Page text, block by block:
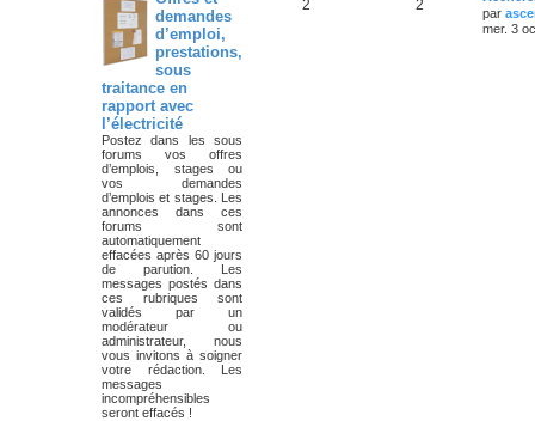
demandes
d’emploi,
prestations,
sous
traitance en
rapport avec
l’électricité
Postez dans les sous
forums vos offres
d’emplois, stages ou
vos demandes
d’emplois et stages. Les
annonces dans ces
forums sont
automatiquement
effacées après 60 jours
de parution. Les
messages postés dans
ces rubriques sont
validés par un
modérateur ou
administrateur, nous
vous invitons à soigner
votre rédaction. Les
messages
incompréhensibles
seront effacés !
2 2
par
mer. 3